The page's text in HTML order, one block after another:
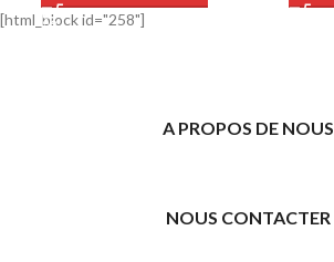
[html_block id="258"]
A PROPOS DE NOUS
NOUS CONTACTER